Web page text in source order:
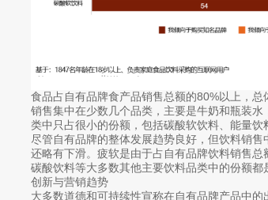
食品占自有品牌食产品销售总额的80%以上，
销售集中在少数几个品类，主要是牛奶和瓶装
类中只占很小的份额，包括碳酸软饮料、能量饮
尽管自有品牌的整体发展趋势良好，但饮料销
还略有下滑。疲软是由于占自有品牌饮料销售
碳酸饮料等大多数其他主要饮料品类中的份额都
创新与营销趋势
大多数道德和可持续性宣称在自有品牌产品中